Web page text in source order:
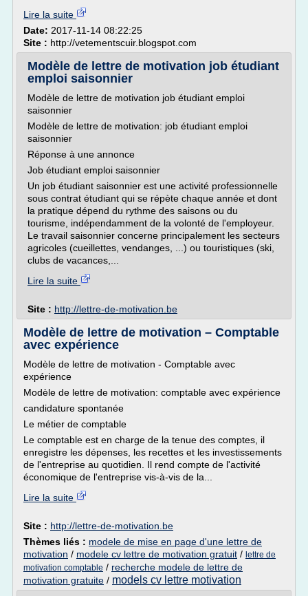
Lire la suite
Date: 2017-11-14 08:22:25
Site : http://vetementscuir.blogspot.com
Modèle de lettre de motivation job étudiant
emploi saisonnier
Modèle de lettre de motivation job étudiant emploi
saisonnier
Modèle de lettre de motivation: job étudiant emploi
saisonnier
Réponse à une annonce
Job étudiant emploi saisonnier
Un job étudiant saisonnier est une activité professionnelle
sous contrat étudiant qui se répète chaque année et dont
la pratique dépend du rythme des saisons ou du
tourisme, indépendamment de la volonté de l'employeur.
Le travail saisonnier concerne principalement les secteurs
agricoles (cueillettes, vendanges, ...) ou touristiques (ski,
clubs de vacances,...
Lire la suite
Site : http://lettre-de-motivation.be
Modèle de lettre de motivation – Comptable
avec expérience
Modèle de lettre de motivation - Comptable avec
expérience
Modèle de lettre de motivation: comptable avec expérience
candidature spontanée
Le métier de comptable
Le comptable est en charge de la tenue des comptes, il
enregistre les dépenses, les recettes et les investissements
de l'entreprise au quotidien. Il rend compte de l'activité
économique de l'entreprise vis-à-vis de la...
Lire la suite
Site : http://lettre-de-motivation.be
Thèmes liés : modele de mise en page d'une lettre de
motivation / modele cv lettre de motivation gratuit / lettre de
motivation comptable / recherche modele de lettre de
motivation gratuite / models cv lettre motivation